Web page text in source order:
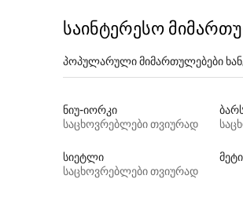
საინტერესო
პოპულარული მიმართულებები
ნიუ-იორკი
საცხოვრებლები თვიურად
სიეტლი
საცხოვრებლები თვიურად